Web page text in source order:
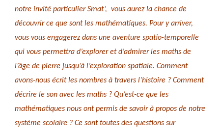
notre invité particulier Smat’, vous aurez la chance de
découvrir ce que sont les mathématiques. Pour y arriver,
vous vous engagerez dans une aventure spatio-temporelle
qui vous permettra d’explorer et d’admirer les maths de
l’âge de pierre jusqu’à l’exploration spatiale. Comment
avons-nous écrit les nombres à travers l’histoire ? Comment
décrire le son avec les maths ? Qu’est-ce que les
mathématiques nous ont permis de savoir à propos de notre
système scolaire ? Ce sont toutes des questions sur